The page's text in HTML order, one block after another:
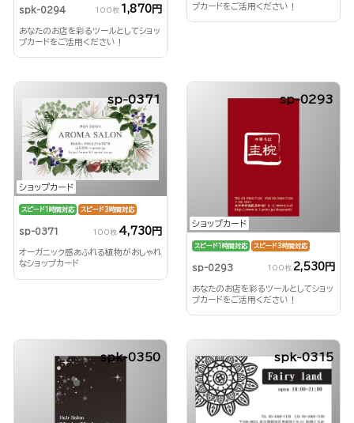
spk-0294 100枚 1,870円
あなたのお店を彩るツールとしてショッ
プカードをご活用ください！
プカードをご活用ください！
ショップカード
sp-0371
スピード1時間対応 スピード3時間対応
sp-0371 100枚 4,730円
オーガニック感あふれる植物がおしゃれ
なショップカード
ショップカード
sp-0293
スピード1時間対応 スピード3時間対応
sp-0293 100枚 2,530円
あなたのお店を彩るツールとしてショッ
プカードをご活用ください！
spk-0350 spk-0315